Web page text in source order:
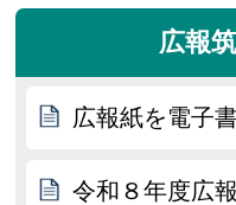
広報
広報紙を電子
令和８年度広